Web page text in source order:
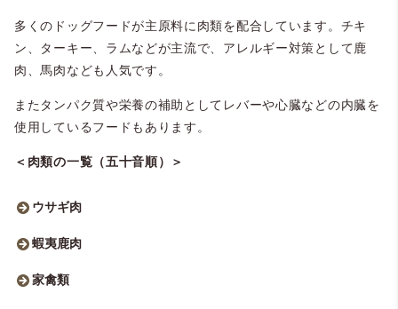
多くのドッグフードが主原料に肉類を配合しています。チキ
ン、ターキー、ラムなどが主流で、アレルギー対策として鹿
肉、馬肉なども人気です。
またタンパク質や栄養の補助としてレバーや心臓などの内臓を
使用しているフードもあります。
＜肉類の一覧（五十音順）＞
ウサギ肉
蝦夷鹿肉
家禽類